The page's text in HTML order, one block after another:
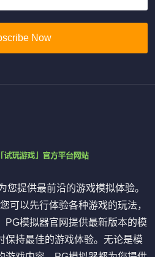
Now
您提供最前沿的游戏模拟体验。
可以先行体验各种游戏的玩法，
PG模拟器官网提供最新版本的模
保持最佳的游戏体验。无论是模